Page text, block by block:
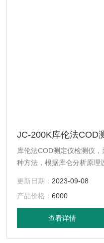
JC-200K库伦法COD
库伦法COD测定仪检测仪
种方法，根据库仑分析原理
耗的电量，根据法拉第定律
更新日期： 2023-09-08
产品价格：6000
查看详情